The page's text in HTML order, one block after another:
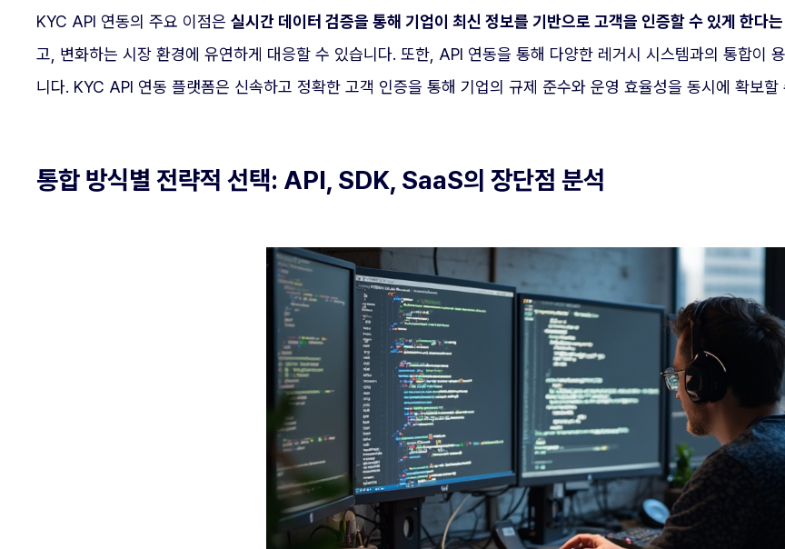
KYC API 연동의 주요 이점은 실시간 데이터 검증을 통해 기업이 최신 정보를 기반으로 고객을 인증할 수 있게 한다는
고, 변화하는 시장 환경에 유연하게 대응할 수 있습니다. 또한, API 연동을 통해 다양한 레거시 시스템과의 통합이
니다. KYC API 연동 플랫폼은 신속하고 정확한 고객 인증을 통해 기업의 규제 준수와 운영 효율성을 동시에 확보
통합 방식별 전략적 선택: API, SDK, SaaS의 장단점 분석